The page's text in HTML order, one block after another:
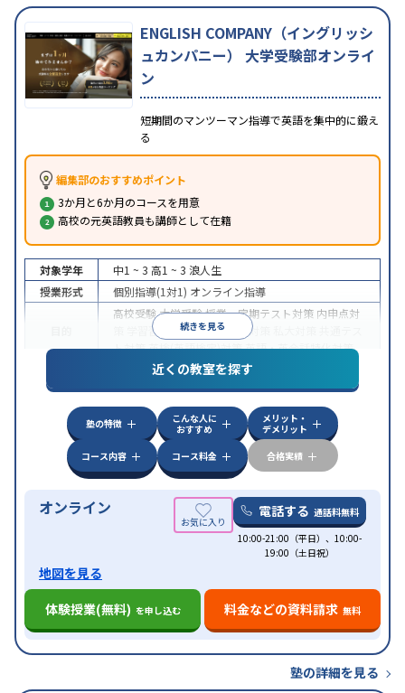
ENGLISH COMPANY（イングリッシ
ュカンパニー） 大学受験部オンライ
ン
短期間のマンツーマン指導で英語を集中的に鍛え
る
編集部のおすすめポイント
3か月と6か月のコースを用意
高校の元英語教員も講師として在籍
続きを見る
対象学年 中1 ~ 3 高1 ~ 3 浪人生
授業形式
個別指導(1対1) オンライン指導
高校受験大学受験授業・定期テスト対策 内申点対
学習習慣の定着国公立大対策
ト対策英検(英語検定)対策英語・英会話特化対策
特徴
中高一貫校生に対応授業の振替可能
学習にPC・タブレットを利用オンライン対応1
科目から受講可能
近くの教室を探す
塾の特徴
こんな人に
おすすめ
メリット・
デメリット
コース内容
コース料金 合格実績
オンライン 電話する 通話料無料
10:00-21:00（平日）、10:00-
19:00（土日祝）
地図を見る
体験授業(無料) を申し込む 料金などの資料請求 無料
塾の詳細を見る